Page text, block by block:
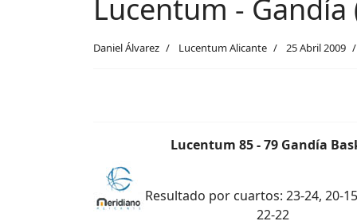
Lucentum -
Daniel Álvarez Lucentum Alicante 25 Abril 2009
Lucentum 85 - 79 Gandía
Resultado por cuartos: 23-24, 20-
22-22